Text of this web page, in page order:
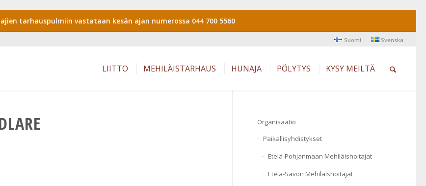
tarhauspulmiin vastataan kesän ajan numerossa 044 700 5560
Suomi Svenska
LIITTO MEHILÄISTARHAUS HUNAJA PÖLYTYS KYSY MEILTÄ
Organisaatio
Paikallisyhdistykset
Etelä-Pohjanmaan Mehiläishoitajat
Etelä-Savon Mehiläishoitajat